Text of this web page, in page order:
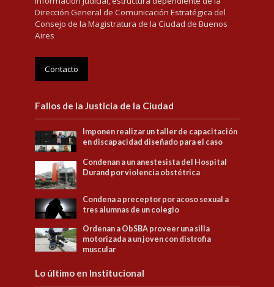
Dirección General de Comunicación Estratégica del
Consejo de la Magistratura de la Ciudad de Buenos
Aires
Contacto
Fallos de la Justicia de la Ciudad
Imponen realizar un taller de capacitación
en discapacidad diseñado para el caso
Condenan a un anestesista del Hospital
Durand por violencia obstétrica
Condena a preceptor por acoso sexual a
tres alumnas de un colegio
Ordenan a ObSBA proveer una silla
motorizada a un joven con distrofia
muscular
Lo último en Institucional